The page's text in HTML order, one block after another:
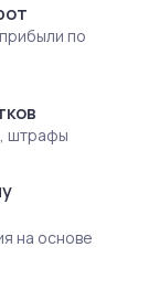
по
штрафы
на основе